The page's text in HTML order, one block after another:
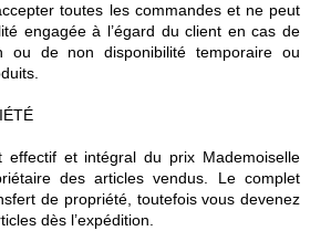
toutes les commandes et ne peut
engagée à l’égard du client en cas de
ou de non disponibilité temporaire ou
effectif et intégral du prix Mademoiselle
des articles vendus. Le complet
de propriété, toutefois vous devenez
dès l’expédition.